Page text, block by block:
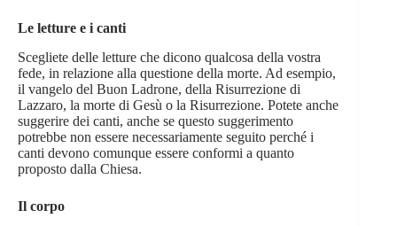
Le letture e i canti
Scegliete delle letture che dicono qualcosa della vostra
fede, in relazione alla questione della morte. Ad esempio,
il vangelo del Buon Ladrone, della Risurrezione di
Lazzaro, la morte di Gesù o la Risurrezione. Potete anche
suggerire dei canti, anche se questo suggerimento
potrebbe non essere necessariamente seguito perché i
canti devono comunque essere conformi a quanto
proposto dalla Chiesa.
Il corpo